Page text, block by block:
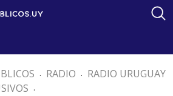
. RADIO . RADIO URUGUAY
.